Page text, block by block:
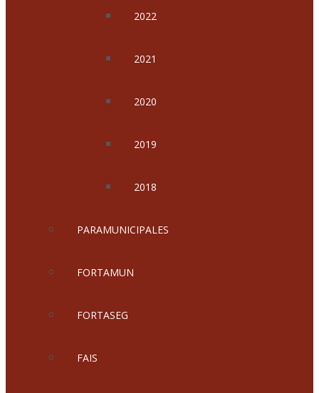
2022
2021
2020
2019
2018
PARAMUNICIPALES
FORTAMUN
FORTASEG
FAIS